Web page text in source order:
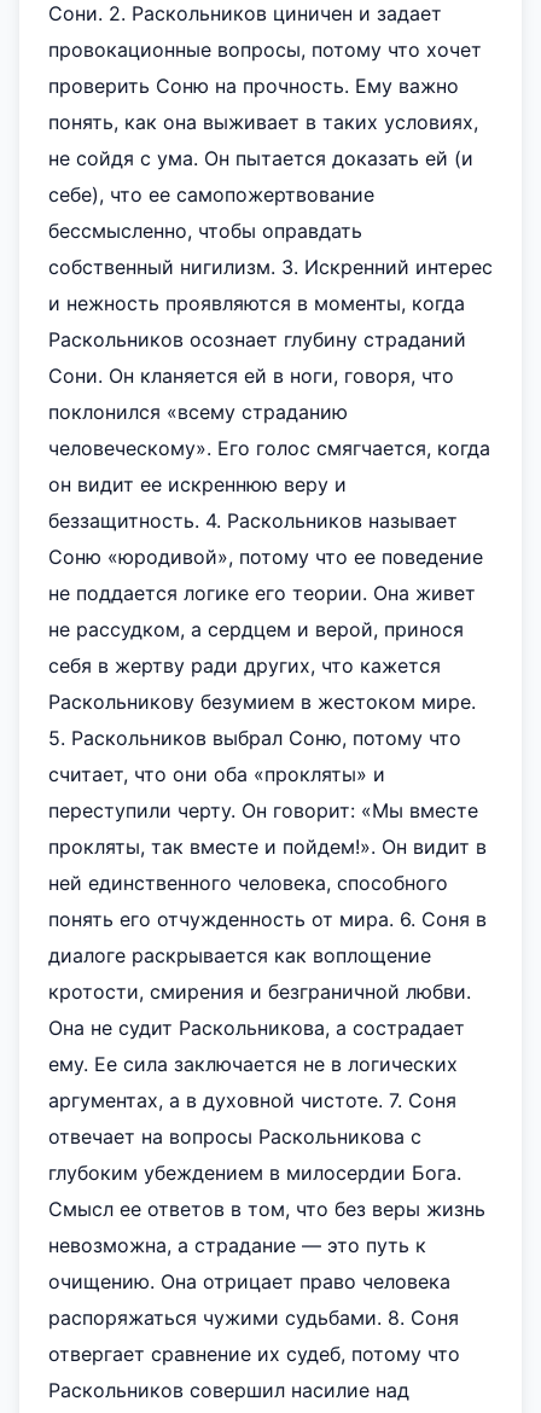
Сони. 2. Раскольников циничен и задает
провокационные вопросы, потому что хочет
проверить Соню на прочность. Ему важно
понять, как она выживает в таких условиях,
не сойдя с ума. Он пытается доказать ей (и
себе), что ее самопожертвование
бессмысленно, чтобы оправдать
собственный нигилизм. 3. Искренний интерес
и нежность проявляются в моменты, когда
Раскольников осознает глубину страданий
Сони. Он кланяется ей в ноги, говоря, что
поклонился «всему страданию
человеческому». Его голос смягчается, когда
он видит ее искреннюю веру и
беззащитность. 4. Раскольников называет
Соню «юродивой», потому что ее поведение
не поддается логике его теории. Она живет
не рассудком, а сердцем и верой, принося
себя в жертву ради других, что кажется
Раскольникову безумием в жестоком мире.
5. Раскольников выбрал Соню, потому что
считает, что они оба «прокляты» и
переступили черту. Он говорит: «Мы вместе
прокляты, так вместе и пойдем!». Он видит в
ней единственного человека, способного
понять его отчужденность от мира. 6. Соня в
диалоге раскрывается как воплощение
кротости, смирения и безграничной любви.
Она не судит Раскольникова, а сострадает
ему. Ее сила заключается не в логических
аргументах, а в духовной чистоте. 7. Соня
отвечает на вопросы Раскольникова с
глубоким убеждением в милосердии Бога.
Смысл ее ответов в том, что без веры жизнь
невозможна, а страдание — это путь к
очищению. Она отрицает право человека
распоряжаться чужими судьбами. 8. Соня
отвергает сравнение их судеб, потому что
Раскольников совершил насилие над